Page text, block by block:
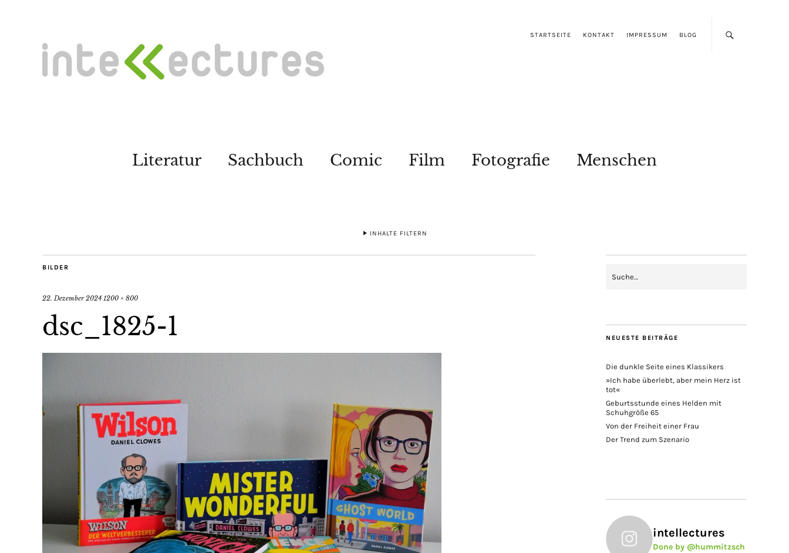
STARTSEITE KONTAKT IMPRESSUM BLOG
Literatur Sachbuch Comic Film Fotografie Menschen
INHALTE FILTERN
BILDER
22. Dezember 2024 1200 × 800
dsc_1825-1 NEUESTE BEITRÄGE
Die dunkle Seite eines Klassikers
»Ich habe überlebt, aber mein Herz ist
tot«
Geburtsstunde eines Helden mit
Schuhgröße 65
Von der Freiheit einer Frau
Der Trend zum Szenario
intellectures
Done by @hummitzsch